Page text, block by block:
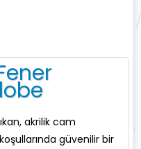
akrilik cam
güvenilir bir